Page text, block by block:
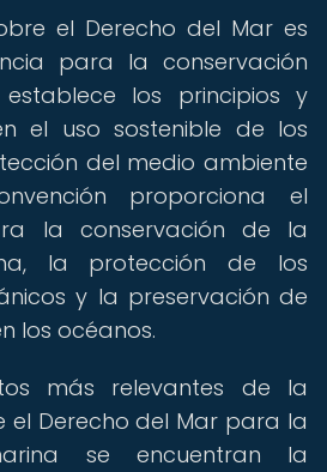
el Derecho del Mar es
para la conservación
los principios y
el uso sostenible de los
del medio ambiente
proporciona el
la conservación de la
la protección de los
y la preservación de
los océanos.
más relevantes de la
el Derecho del Mar para la
se encuentran la